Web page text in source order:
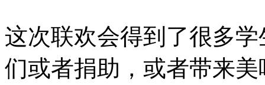
这次联欢会得到了很多
们或者捐助，或者带来